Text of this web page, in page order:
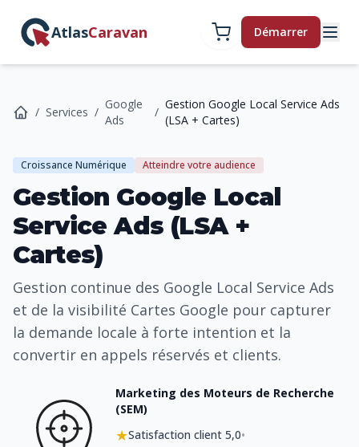
AtlasCaravan Démarrer
/ Services /
Google
Ads
/
Gestion Google Local Service Ads
(LSA + Cartes)
Croissance Numérique Atteindre votre audience
Gestion Google Local
Service Ads (LSA +
Cartes)
Gestion continue des Google Local Service Ads
et de la visibilité Cartes Google pour capturer
la demande locale à forte intention et la
convertir en appels réservés et clients.
Marketing des Moteurs de Recherche
(SEM)
★Satisfaction client 5,0•